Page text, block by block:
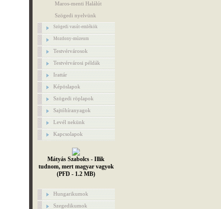
Maros-menti Halálút
Szögedi nyelvünk
Szögedi vasút-emlékök
Mozdony-múzeum
Testvérvárosok
Testvérvárosi példák
Irattár
Képöslapok
Szögedi röplapok
Sajtóhíranyagok
Levél nekünk
Kapcsolapok
Mátyás Szabolcs - Illik
tudnom, mert magyar vagyok
(PFD - 1.2 MB)
Hungarikumok
Szegedikumok